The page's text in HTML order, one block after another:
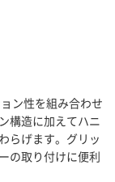
ン性を組み合わせ
構造に加えてハニ
らげます。グリッ
の取り付けに便利